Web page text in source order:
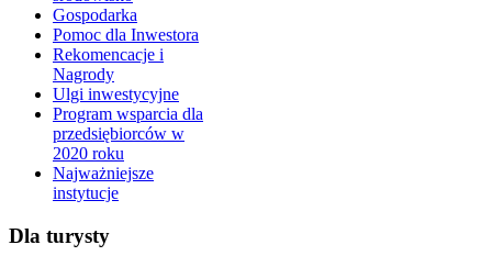
Gospodarka
Pomoc dla Inwestora
Rekomencacje i
Nagrody
Ulgi inwestycyjne
Program wsparcia dla
przedsiębiorców w
2020 roku
Najważniejsze
instytucje
Dla turysty